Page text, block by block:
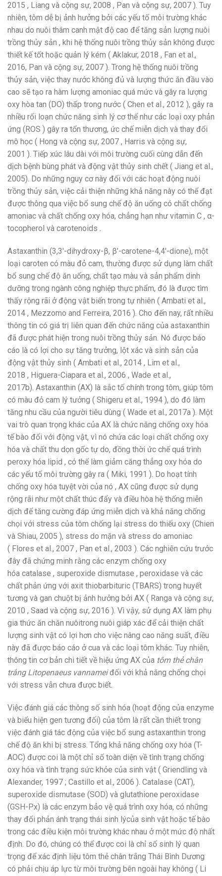
2015 , Liang và cộng sự, 2008 , Pan và cộng sự, 2007 ). Tuy
nhiên, tôm dễ bị ảnh hưởng bởi các yếu tố môi trường khác
nhau do nuôi thâm canh mật độ cao để tăng sản lượng nuôi
trồng thủy sản , khi hệ thống nuôi trồng thủy sản không được
thiết kế tốt hoặc quản lý kém ( Aklakur, 2018 , Fan et al.,
2016, Pan và cộng sự, 2007 ). Trong hệ thống nuôi trồng
thủy sản, việc thay nước không đủ và lượng thức ăn đầu vào
cao sẽ tạo ra hàm lượng amoniac quá mức và gây ra lượng
oxy hòa tan (DO) thấp trong nước ( Chen et al., 2012 ), gây ra
nhiều rối loạn chức năng sinh lý cơ thể như các loại oxy phản
ứng (ROS ) gây ra tổn thương, ức chế miễn dịch và thay đổi
mô học ( Hong và cộng sự, 2007 , Harris và cộng sự,
2001 ). Tiếp xúc lâu dài với môi trường cuối cùng dẫn đến
dịch bệnh bùng phát và động vật thủy sinh chết ( Jiang et al.,
2005). Do những nguy cơ này đối với các hoạt động nuôi
trồng thủy sản, việc cải thiện những khả năng này có thể đạt
được thông qua việc bổ sung chế độ ăn uống có chất chống
amoniac và chất chống oxy hóa, chẳng hạn như vitamin C , α-
tocopherol và carotenoids .
Astaxanthin (3,3′-dihydroxy-β, β’-carotene-4,4′-dione), một
loại caroten có màu đỏ cam, thường được sử dụng làm chất
bổ sung chế độ ăn uống, chất tạo màu và sản phẩm dinh
dưỡng trong ngành công nghiệp thực phẩm, đó là được tìm
thấy rộng rãi ở động vật biển trong tự nhiên ( Ambati et al.,
2014 , Mezzomo and Ferreira, 2016 ). Cho đến nay, rất nhiều
thông tin có giá trị liên quan đến chức năng của astaxanthin
đã được phát hiện trong nuôi trồng thủy sản. Nó được báo
cáo là có lợi cho sự tăng trưởng, lột xác và sinh sản của
động vật thủy sinh ( Ambati et al., 2014 , Lim et al.,
2018 , Higuera-Ciapara et al., 2006 , Wade et al.,
2017b). Astaxanthin (AX) là sắc tố chính trong tôm, giúp tôm
có màu đỏ cam lý tưởng ( Shigeru et al., 1994 ), do đó làm
tăng nhu cầu của người tiêu dùng ( Wade et al., 2017a ). Một
vai trò quan trọng khác của AX là chức năng chống oxy hóa
tế bào đối với động vật, vì nó chứa các loại chất chống oxy
hóa và chất thu dọn gốc tự do, đồng thời ức chế quá trình
peroxy hóa lipid , có thể làm giảm căng thẳng oxy hóa do
các yếu tố môi trường gây ra ( Miki, 1991 ). Do hoạt tính
chống oxy hóa tuyệt vời của nó , AX cũng được sử dụng
rộng rãi như một chất thúc đẩy và điều hòa hệ thống miễn
dịch để tăng cường đáp ứng miễn dịch và khả năng chống
chọi với stress của tôm chống lại stress do thiếu oxy (Chien
và Shiau, 2005 ), stress do mặn và stress do amoniac
( Flores et al., 2007 , Pan et al., 2003 ). Các nghiên cứu trước
đây đã chứng minh rằng các enzym chống oxy
hóa catalase , superoxide dismutase , peroxidase và các
chất phản ứng với axit thiobarbituric (TBARS) trong huyết
tương và gan chuột bị ảnh hưởng bởi AX ( Ranga và cộng sự,
2010 , Saad và cộng sự, 2016 ). Vì vậy, sử dụng AX làm phụ
gia thức ăn chăn nuôitrong nuôi giáp xác để cải thiện chất
lượng sinh vật có lợi hơn cho việc nâng cao năng suất, điều
này đã được báo cáo ở cua và các loại tôm khác. Tuy nhiên,
thông tin cơ bản chi tiết về hiệu ứng AX của tôm thẻ chân
trắng Litopenaeus vannameiđối với khả năng chống chọi
với stress vẫn chưa được biết.
Việc đánh giá các thông số sinh hóa (hoạt động của enzyme
và biểu hiện gen tương đối) của tôm là rất cần thiết trong
việc đánh giá tác động của việc bổ sung astaxanthin trong
chế độ ăn khi bị stress. Tổng khả năng chống oxy hóa (T-
AOC) được coi là một chỉ số toàn diện về tình trạng chống
oxy hóa và tình trạng sức khỏe của sinh vật ( Griendling và
Alexander, 1997 ; Castillo et al., 2006 ). Catalase (CAT),
superoxide dismutase (SOD) và glutathione peroxidase
(GSH-Px) là các enzym bảo vệ quá trình oxy hóa, có những
thay đổi phản ánh trạng thái sinh lýcủa sinh vật hoặc tế bào
trong các điều kiện môi trường khác nhau ở một mức độ nhất
định. Do đó, chúng có thể được coi là chỉ số sinh lý quan
trọng để xác định liệu tôm thẻ chân trắng Thái Bình Dương
có phải chịu áp lực từ môi trường bên ngoài hay không ( Li